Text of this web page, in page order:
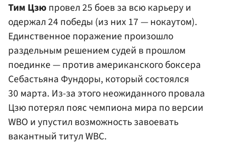
Тим Цзюпровел 25 боев за всю карьеру и
одержал 24 победы (из них 17 — нокаутом).
Единственное поражение произошло
раздельным решением судей в прошлом
поединке — против американского боксера
Себастьяна Фундоры, который состоялся
30 марта. Из-за этого неожиданного провала
Цзю потерял пояс чемпиона мира по версии
WBO и упустил возможность завоевать
вакантный титул WBC.